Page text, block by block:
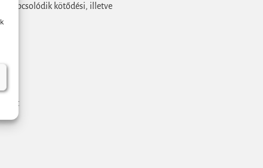
kapcsolódik kötődési, illetve